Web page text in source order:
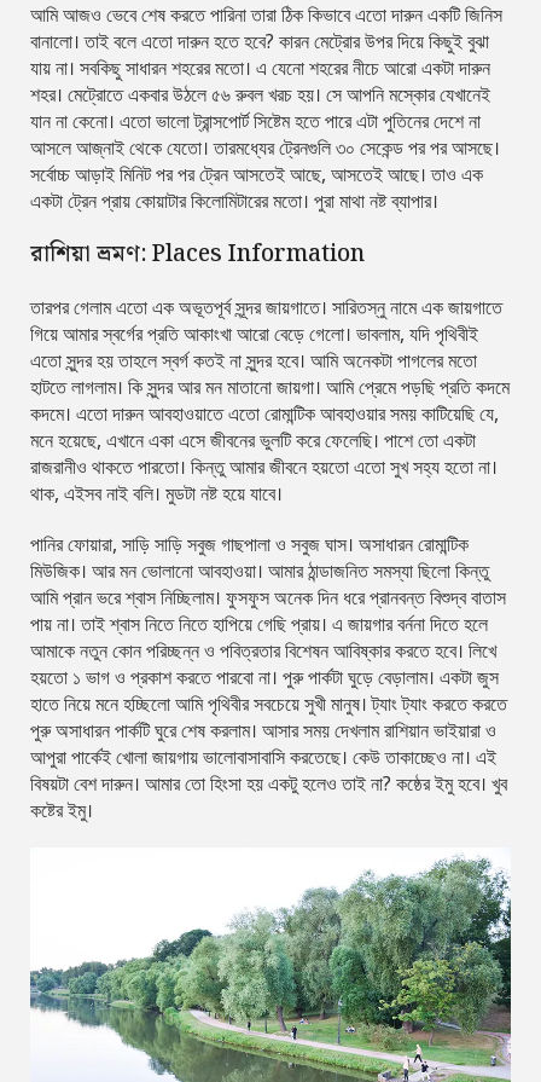
আমি আজও ভেবে শেষ করতে পারিনা তারা ঠিক কিভাবে এতো দারুন একটি জিনিস
বানালো। তাই বলে এতো দারুন হতে হবে? কারন মেট্রোর উপর দিয়ে কিছুই বুঝা
যায় না। সবকিছু সাধারন শহরের মতো। এ যেনো শহরের নীচে আরো একটা দারুন
শহর। মেট্রোতে একবার উঠলে ৫৬ রুবল খরচ হয়। সে আপনি মস্কোর যেখানেই
যান না কেনো। এতো ভালো ট্রান্সপোর্ট সিষ্টেম হতে পারে এটা পুতিনের দেশে না
আসলে আজ্নাই থেকে যেতো। তারমধ্যের ট্রেনগুলি ৩০ সেকেন্ড পর পর আসছে।
সর্বোচ্চ আড়াই মিনিট পর পর ট্রেন আসতেই আছে, আসতেই আছে। তাও এক
একটা ট্রেন প্রায় কোয়াটার কিলোমিটারের মতো। পুরা মাথা নষ্ট ব্যাপার।
রাশিয়া ভ্রমণ: Places Information
তারপর গেলাম এতো এক অভূতপূর্ব সূন্দর জায়গাতে। সারিতস্নু নামে এক জায়গাতে
গিয়ে আমার স্বর্গের প্রতি আকাংখা আরো বেড়ে গেলো। ভাবলাম, যদি পৃথিবীই
এতো সুন্দর হয় তাহলে স্বর্গ কতই না সুন্দর হবে। আমি অনেকটা পাগলের মতো
হাটতে লাগলাম। কি সুন্দর আর মন মাতানো জায়গা। আমি প্রেমে পড়ছি প্রতি কদমে
কদমে। এতো দারুন আবহাওয়াতে এতো রোমান্টিক আবহাওয়ার সময় কাটিয়েছি যে,
মনে হয়েছে, এখানে একা এসে জীবনের ভুলটি করে ফেলেছি। পাশে তো একটা
রাজরানীও থাকতে পারতো। কিন্তু আমার জীবনে হয়তো এতো সুখ সহ্য হতো না।
থাক, এইসব নাই বলি। মুডটা নষ্ট হয়ে যাবে।
পানির ফোয়ারা, সাড়ি সাড়ি সবুজ গাছপালা ও সবুজ ঘাস। অসাধারন রোমান্টিক
মিউজিক। আর মন ভোলানো আবহাওয়া। আমার ঠান্ডাজনিত সমস্যা ছিলো কিন্তু
আমি প্রান ভরে শ্বাস নিচ্ছিলাম। ফুসফুস অনেক দিন ধরে প্রানবন্ত বিশুদ্ব বাতাস
পায় না। তাই শ্বাস নিতে নিতে হাপিয়ে গেছি প্রায়। এ জায়গার বর্ননা দিতে হলে
আমাকে নতুন কোন পরিচ্ছন্ন ও পবিত্রতার বিশেষন আবিষ্কার করতে হবে। লিখে
হয়তো ১ ভাগ ও প্রকাশ করতে পারবো না। পুরু পার্কটা ঘুড়ে বেড়ালাম। একটা জুস
হাতে নিয়ে মনে হচ্ছিলো আমি পৃথিবীর সবচেয়ে সুখী মানুষ। ট্যাং ট্যাং করতে করতে
পুরু অসাধারন পার্কটি ঘুরে শেষ করলাম। আসার সময় দেখলাম রাশিয়ান ভাইয়ারা ও
আপুরা পার্কেই খোলা জায়গায় ভালোবাসাবাসি করতেছে। কেউ তাকাচ্ছেও না। এই
বিষয়টা বেশ দারুন। আমার তো হিংসা হয় একটু হলেও তাই না? কষ্ঠের ইমু হবে। খুব
কষ্টের ইমু।